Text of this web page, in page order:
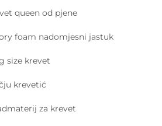
queen od pjene
foam nadomjesni jastuk
size krevet
krevetić
za krevet